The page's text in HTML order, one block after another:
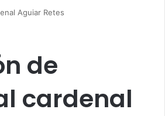
Aguiar Retes
de
cardenal